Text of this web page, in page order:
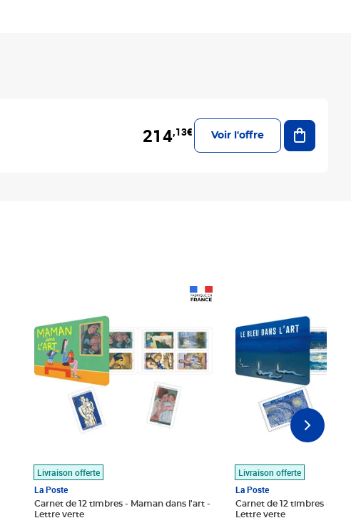
214,13€ Voir l'offre
Ajouter
Livraison offerte
La Poste
Carnet de 12 timbres - Maman dans l'art -
Lettre verte
Livraison offerte
La Poste
Carnet de 12 timbres - Le
Lettre verte